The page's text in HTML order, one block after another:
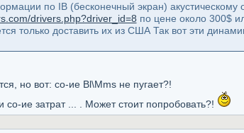
по IB (бесконечный экран)
drivers.php?driver_id=8 по цене около 300$
только доставить их из США Так вот эти
но вот: со-ие Bl\Mms не пугает?!
ие затрат ... . Может стоит попробовать?!